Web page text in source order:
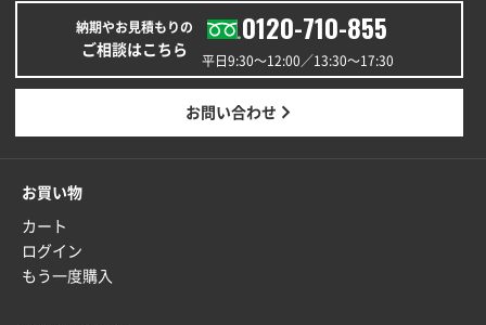
納期やお見積もりの
ご相談はこちら
0120-710-855
平日9:30〜12:00／13:30〜17:30
お問い合わせ
お買い物
カート
ログイン
もう一度購入